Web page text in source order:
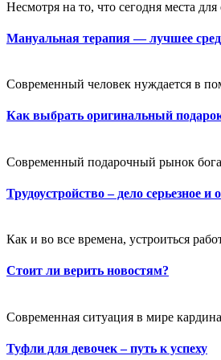
Несмотря на то, что сегодня места
Мануальная терапия — лучшее
Современный человек нуждается в
Как выбрать оригинальный
Современный подарочный рынок
Трудоустройство – дело серьезное и
Как и во все времена, устроиться
Стоит ли верить новостям?
Современная ситуация в мире
Туфли для девочек – путь к успеху